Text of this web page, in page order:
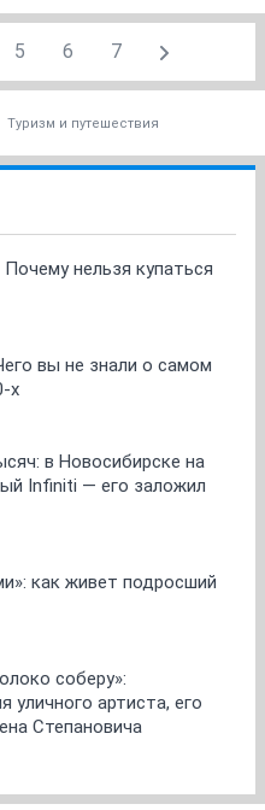
5 6 7
Туризм и путешествия
нельзя купаться
вы не знали о самом
х
в Новосибирске на
Infiniti — его заложил
как живет подросший
соберу»:
уличного артиста, его
Степановича